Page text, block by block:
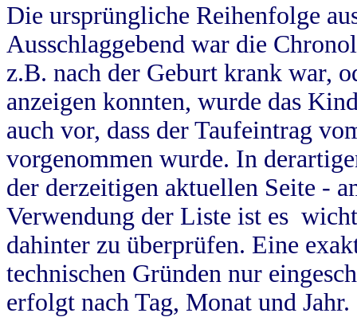
Die ursprüngliche Reihenfolge
Ausschlaggebend war die
z.B. nach der Geburt krank war,
anzeigen konnten, wurde das
auch vor, dass der Taufeintrag
vorgenommen wurde. In
der derzeitigen aktuellen Seite -
Verwendung der Liste ist es
dahinter zu überprüfen. Eine
technischen Gründen nur
erfolgt nach Tag, Monat und Jahr.